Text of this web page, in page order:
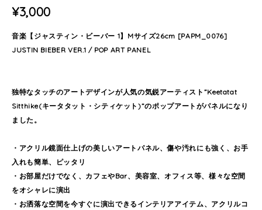
¥3,000
音楽【ジャスティン・ビーバー 1】Mサイズ26cm [PAPM_0076]
JUSTIN BIEBER VER.1 / POP ART PANEL
独特なタッチのアートデザインが人気の気鋭アーティスト”Keetatat
Sitthike(キータタット・シティケット)”のポップアートがパネルになり
ました。
・アクリル鏡面仕上げの美しいアートパネル、傷や汚れにも強く、お手
入れも簡単、ピッタリ
・お部屋だけでなく、カフェやBar、美容室、オフィス等、様々な空間
をオシャレに演出
・お洒落な空間を今すぐに演出できるインテリアアイテム、アクリルコ